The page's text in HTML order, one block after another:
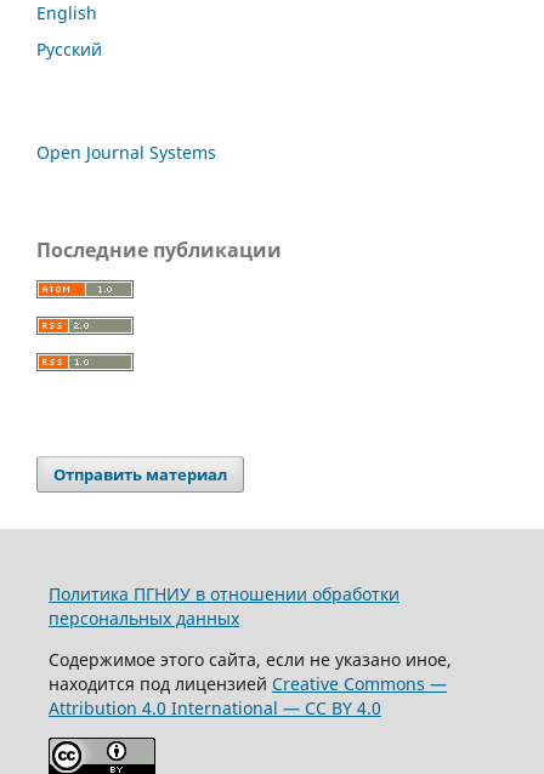
English
Русский
Open Journal Systems
Последние публикации
Отправить материал
Политика ПГНИУ в отношении обработки
персональных данных
Содержимое этого сайта, если не указано иное,
находится под лицензией Creative Commons —
Attribution 4.0 International — CC BY 4.0